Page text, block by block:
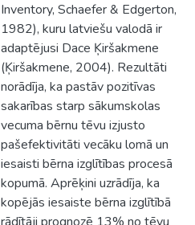
Inventory, Schaefer & Edgerton,
1982), kuru latviešu valodā ir
adaptējusi Dace Ķiršakmene
(Ķiršakmene, 2004). Rezultāti
norādīja, ka pastāv pozitīvas
sakarības starp sākumskolas
vecuma bērnu tēvu izjusto
pašefektivitāti vecāku lomā un
iesaisti bērna izglītības procesā
kopumā. Aprēķini uzrādīja, ka
kopējās iesaiste bērna izglītībā